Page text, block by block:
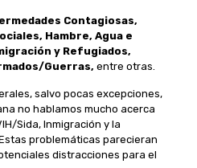
Contagiosas,
Hambre, Agua e
y Refugiados,
Guerras, entre otras.
salvo pocas excepciones,
no hablamos mucho acerca
Sida, Inmigración y la
problemáticas parecieran
distracciones para el